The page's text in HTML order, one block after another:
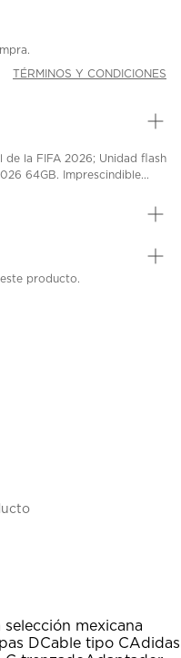
TÉRMINOS Y CONDICIONES
de la FIFA 2026; Unidad flash
64GB. Imprescindible...
producto.
selección mexicana
DCable tipo CAdidas